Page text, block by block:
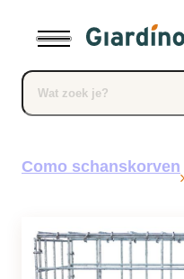
Producten
Installatie
Como schanskorven